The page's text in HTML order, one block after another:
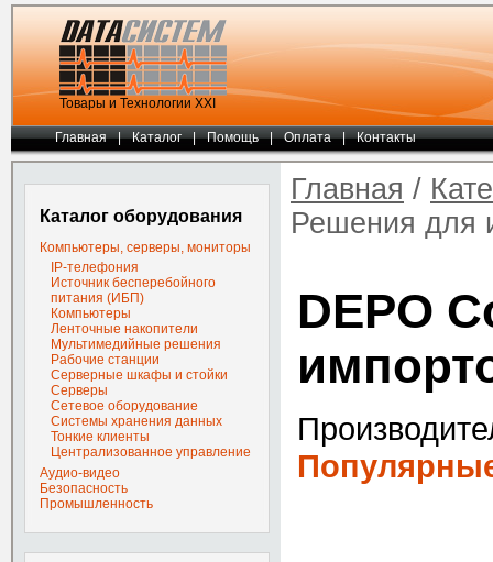
Товары и Технологии ХХI
Главная | Каталог | Помощь | Оплата | Контакты
Каталог оборудования
Компьютеры, серверы, мониторы
IP-телефония
Источник бесперебойного
питания (ИБП)
Компьютеры
Ленточные накопители
Мультимедийные решения
Рабочие станции
Серверные шкафы и стойки
Серверы
Сетевое оборудование
Системы хранения данных
Тонкие клиенты
Централизованное управление
Аудио-видео
Безопасность
Промышленность
Главная /
Решения для
DEPO